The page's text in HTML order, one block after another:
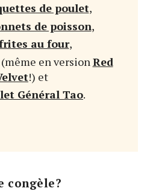
de poulet,
de poisson,
au four,
(même en versionRed
!) et
Général Tao.
congèle?